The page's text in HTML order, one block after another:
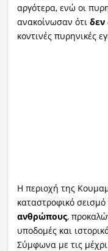
αργότερα, ενώ οι
ανακοίνωσαν ότι δεν
κοντινές πυρηνικές
Η περιοχή της
καταστροφικό
ανθρώπους,
υποδομές και
Σύμφωνα με τις